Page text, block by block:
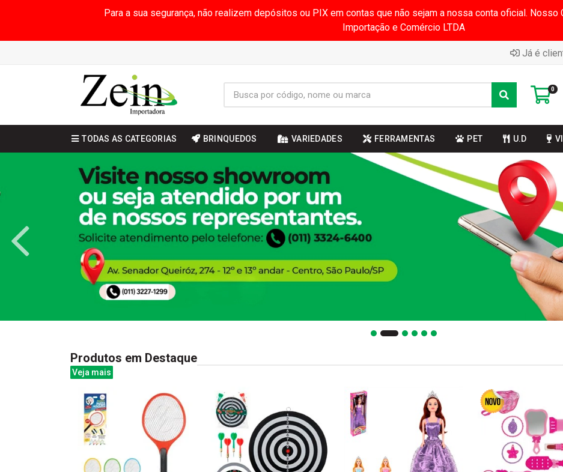
Para a sua segurança, não realizem depósitos ou PIX em contas que não sejam a nossa conta oficial.
Importação e Comércio LTDA
Já é
0
TODAS AS CATEGORIAS BRINQUEDOS VARIEDADES FERRAMENTAS PET U.D
Produtos em Destaque
Veja mais